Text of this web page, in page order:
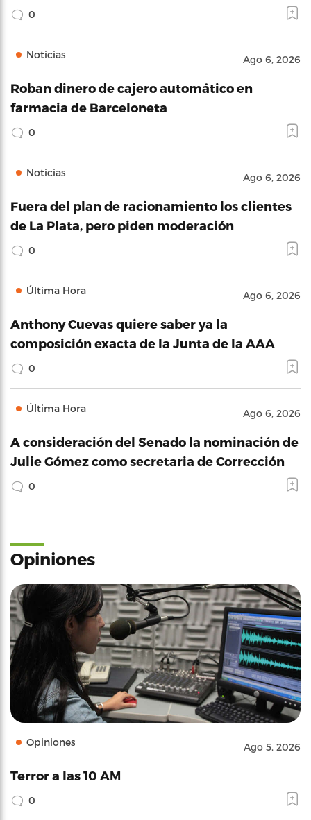
0
Noticias Ago 6, 2026
Roban dinero de cajero automático en
farmacia de Barceloneta
0
Noticias Ago 6, 2026
Fuera del plan de racionamiento los clientes
de La Plata, pero piden moderación
0
Última Hora Ago 6, 2026
Anthony Cuevas quiere saber ya la
composición exacta de la Junta de la AAA
0
Última Hora Ago 6, 2026
A consideración del Senado la nominación de
Julie Gómez como secretaria de Corrección
0
Opiniones
Opiniones Ago 5, 2026
Terror a las 10 AM
0